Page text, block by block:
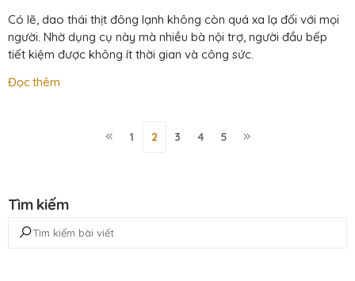
Có lẽ, dao thái thịt đông lạnh không còn quá xa lạ đối với mọi
người. Nhờ dụng cụ này mà nhiều bà nội trợ, người đầu bếp
tiết kiệm được không ít thời gian và công sức.
Đọc thêm
1 2 3 4 5
Tìm kiếm